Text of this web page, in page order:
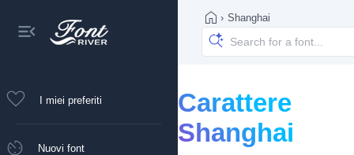
I miei preferiti
Nuovi font
› Shanghai
Carattere
Shanghai